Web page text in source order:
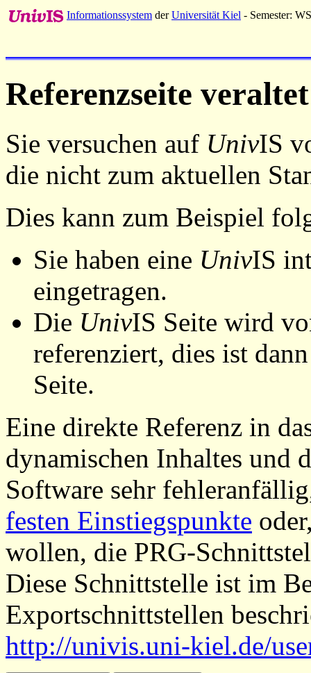
Informationssystem derUniversität Kiel - Semester:
Referenzseite veraltet
Sie versuchen auf UnivIS
die nicht zum aktuellen
Dies kann zum Beispiel
Sie haben eine UnivIS
eingetragen.
Die UnivIS Seite wird
referenziert, dies ist
Seite.
Eine direkte Referenz in
dynamischen Inhaltes und
Software sehr
festen Einstiegspunkte
wollen, die PRG-
Diese Schnittstelle ist im
Exportschnittstellen
http://univis.uni-kiel.de/